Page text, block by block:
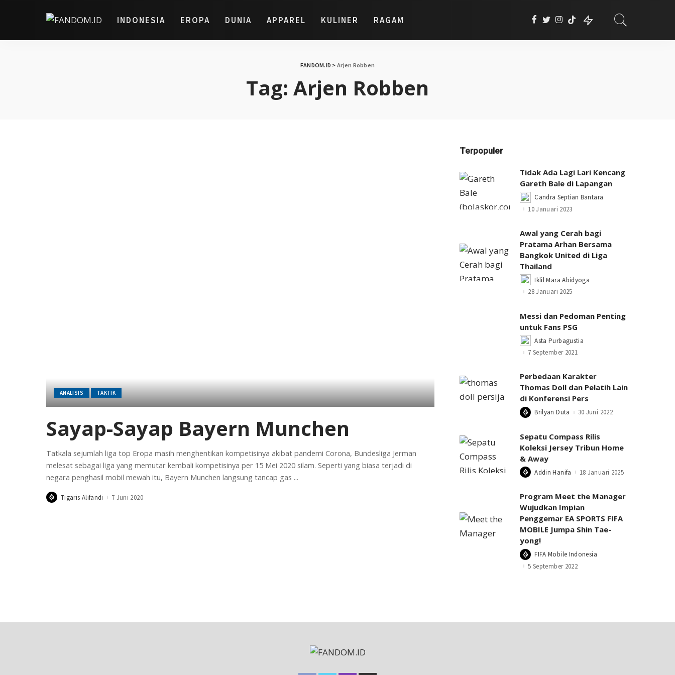
INDONESIA EROPA DUNIA APPAREL KULINER RAGAM
FANDOM.ID > Arjen Robben
Tag: Arjen Robben
ANALISIS TAKTIK
Sayap-Sayap Bayern Munchen
Tatkala sejumlah liga top Eropa masih menghentikan kompetisinya akibat pandemi Corona, Bundesliga Jerman
melesat sebagai liga yang memutar kembali kompetisinya per 15 Mei 2020 silam. Seperti yang biasa terjadi di
negara penghasil mobil mewah itu, Bayern Munchen langsung tancap gas ...
PostedTigaris Alifandi 7 Juni 2020
Terpopuler
Tidak Ada Lagi Lari Kencang
Gareth Bale di Lapangan
Posted
by
Candra Septian Bantara
10 Januari 2023
Awal yang Cerah bagi
Pratama Arhan Bersama
Bangkok United di Liga
Thailand
Posted
by
Iklil Mara Abidyoga
28 Januari 2025
Messi dan Pedoman Penting
untuk Fans PSG
Posted
by
Asta Purbagustia
7 September 2021
Perbedaan Karakter
Thomas Doll dan Pelatih Lain
di Konferensi Pers
PostedBrilyan Duta 30 Juni 2022
Sepatu Compass Rilis
Koleksi Jersey Tribun Home
& Away
PostedAddin Hanifa 18 Januari 2025
Program Meet the Manager
Wujudkan Impian
Penggemar EA SPORTS FIFA
MOBILE Jumpa Shin Tae-
yong!
Posted
by
FIFA Mobile Indonesia
5 September 2022